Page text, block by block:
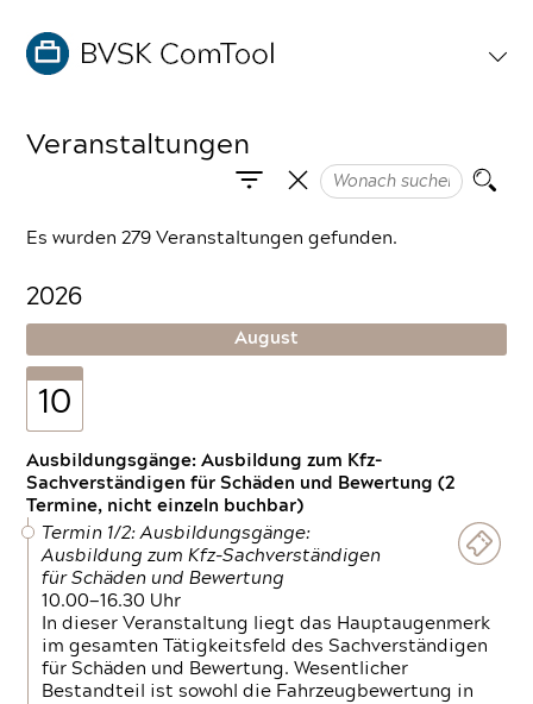
Veranstaltungen
Es wurden 279 Veranstaltungen gefunden.
2026
August
10
Ausbildungsgänge: Ausbildung zum Kfz-
Sachverständigen für Schäden und Bewertung (2
Termine, nicht einzeln buchbar)
Termin 1/2: Ausbildungsgänge:
Ausbildung zum Kfz-Sachverständigen
für Schäden und Bewertung
10.00—16.30 Uhr
In dieser Veranstaltung liegt das Hauptaugenmerk
im gesamten Tätigkeitsfeld des Sachverständigen
für Schäden und Bewertung. Wesentlicher
Bestandteil ist sowohl die Fahrzeugbewertung in